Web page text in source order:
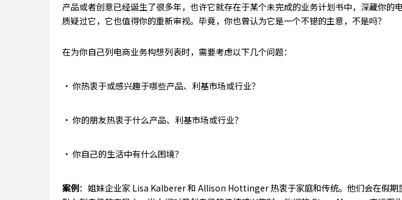
产品或者创意已经诞生了很多年，也许它就存在于某个未完成的业务计划书中，深藏你的
质疑过它，它也值得你的重新审视。毕竟，你也曾认为它是一个不错的主意，不是吗？
在为你自己列电商业务构想列表时，需要考虑以下几个问题：
· 你热衷于或感兴趣于哪些产品、利基市场或行业？
· 你的朋友热衷于什么产品、利基市场或行业？
· 你自己的生活中有什么困境？
案例：姐妹企业家 Lisa Kalberer 和 Allison Hottinger 热衷于家庭和传统。他们会在假期